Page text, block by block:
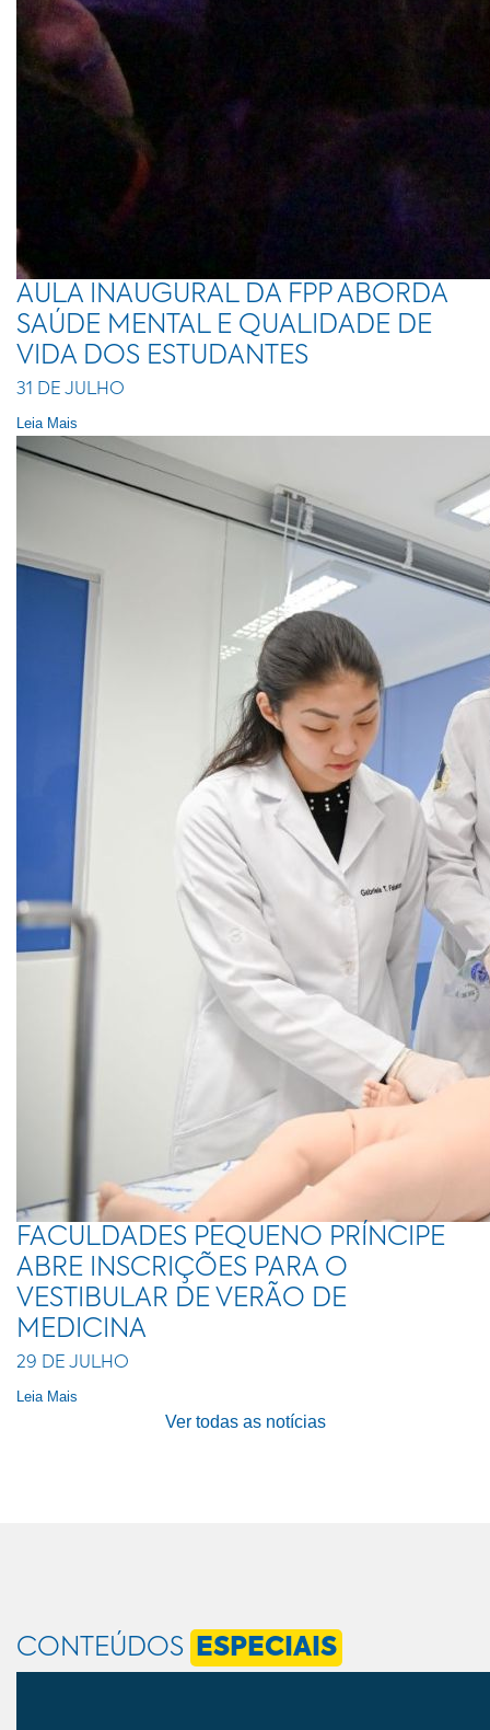
AULA INAUGURAL DA FPP ABORDA
SAÚDE MENTAL E QUALIDADE DE
VIDA DOS ESTUDANTES
31 DE JULHO
Leia Mais
FACULDADES PEQUENO PRÍNCIPE
ABRE INSCRIÇÕES PARA O
VESTIBULAR DE VERÃO DE
MEDICINA
29 DE JULHO
Leia Mais
Ver todas as notícias
CONTEÚDOS ESPECIAIS